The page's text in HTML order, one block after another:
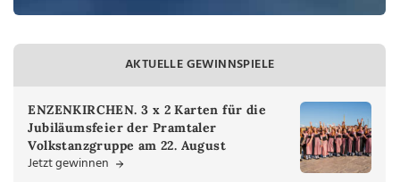
AKTUELLE GEWINNSPIELE
ENZENKIRCHEN. 3 x 2 Karten für die
Jubiläumsfeier der Pramtaler
Volkstanzgruppe am 22. August
Jetzt gewinnen